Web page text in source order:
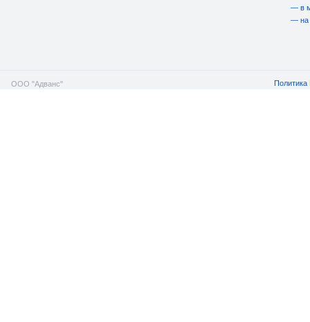
— в
— на
ООО "Адванс" Политика